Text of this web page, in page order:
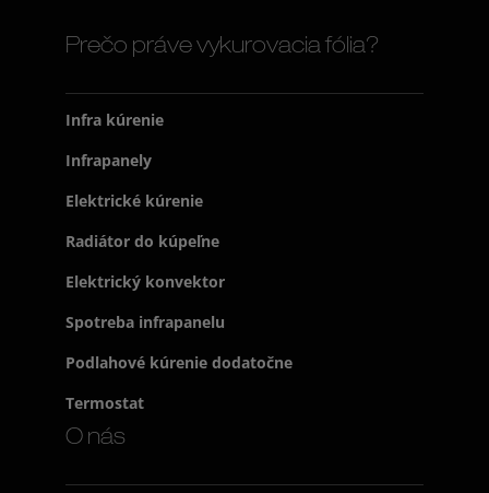
Prečo práve vykurovacia fólia?
Infra kúrenie
Infrapanely
Elektrické kúrenie
Radiátor do kúpeľne
Elektrický konvektor
Spotreba infrapanelu
Podlahové kúrenie dodatočne
Termostat
O nás